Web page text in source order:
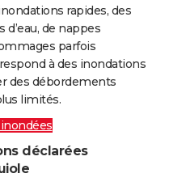
rapides, des
de nappes
parfois
à des inondations
des débordements
limités.
déclarées